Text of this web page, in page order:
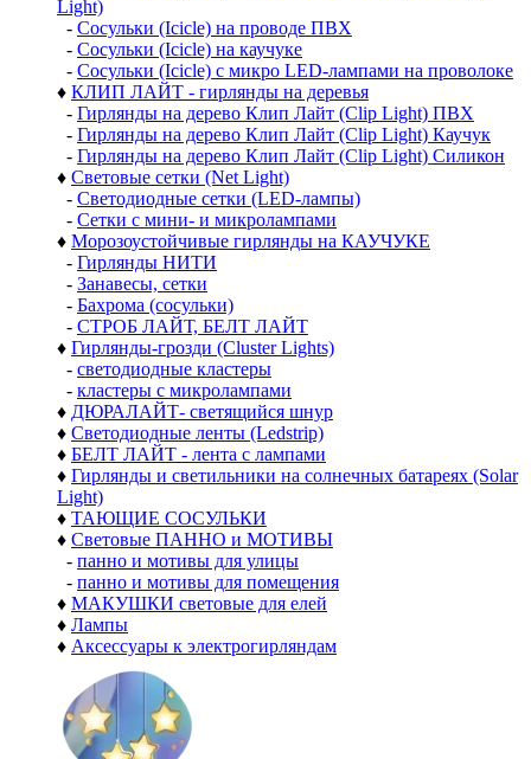
Light)
- Сосульки (Icicle) на проводе ПВХ
- Сосульки (Icicle) на каучуке
- Сосульки (Icicle) с микро LED-лампами на проволоке
♦ КЛИП ЛАЙТ - гирлянды на деревья
- Гирлянды на дерево Клип Лайт (Clip Light) ПВХ
- Гирлянды на дерево Клип Лайт (Clip Light) Каучук
- Гирлянды на дерево Клип Лайт (Clip Light) Силикон
♦ Световые сетки (Net Light)
- Светодиодные сетки (LED-лампы)
- Сетки с мини- и микролампами
♦ Морозоустойчивые гирлянды на КАУЧУКЕ
- Гирлянды НИТИ
- Занавесы, сетки
- Бахрома (сосульки)
- СТРОБ ЛАЙТ, БЕЛТ ЛАЙТ
♦ Гирлянды-грозди (Cluster Lights)
- светодиодные кластеры
- кластеры с микролампами
♦ ДЮРАЛАЙТ- светящийся шнур
♦ Светодиодные ленты (Ledstrip)
♦ БЕЛТ ЛАЙТ - лента с лампами
♦ Гирлянды и светильники на солнечных батареях (Solar
Light)
♦ ТАЮЩИЕ СОСУЛЬКИ
♦ Световые ПАННО и МОТИВЫ
- панно и мотивы для улицы
- панно и мотивы для помещения
♦ МАКУШКИ световые для елей
♦ Лампы
♦ Аксессуары к электрогирляндам